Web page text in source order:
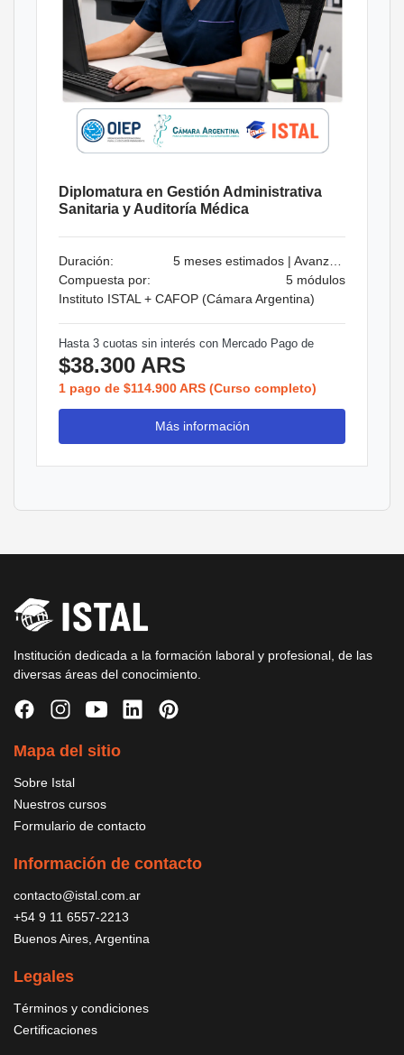
Diplomatura en Gestión Administrativa
Sanitaria y Auditoría Médica
Duración:
Compuesta por:
5 módulos
Instituto ISTAL + CAFOP (Cámara Argentina)
Hasta 3 cuotas sin interés con Mercado Pago de
$38.300 ARS
1 pago de $114.900 ARS (Curso completo)
Más información
Institución dedicada a la formación laboral y profesional, de las
diversas áreas del conocimiento.
Mapa del sitio
Sobre Istal
Nuestros cursos
Formulario de contacto
Información de contacto
contacto@istal.com.ar
+54 9 11 6557-2213
Buenos Aires, Argentina
Legales
Términos y condiciones
Certificaciones